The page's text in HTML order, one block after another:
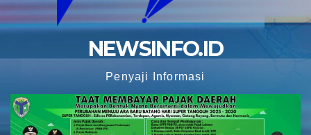
NEWSINFO.ID
Penyaji Informasi